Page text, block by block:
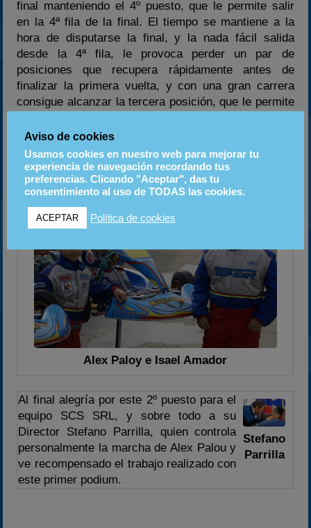
final manteniendo el 4º puesto, que le permite salir
en la 4ª fila de la final. El tiempo se mantiene a la
hora de disputarse la final, y la nada fácil salida
desde la 4ª fila, le provoca perder un par de
posiciones que recupera rápidamente antes de
finalizar la primera vuelta, y con una gran carrera
consigue alcanzar la tercera posición, que le permite
colombiano Oscar Tunjo y pasar 2º la línea de meta,
a tan solo +0.523 del italiano Dennis Olsen.
Alex Paloy e Isael Amador
Al final alegría por este 2º puesto para el
equipo SCS SRL, y sobre todo a su
Director Stefano Parrilla, quien controla
personalmente la marcha de Alex Palou y
ve recompensado el trabajo realizado con
este primer podium.
Stefano
Parrilla
Aviso de cookies
Usamos cookies en nuestro web para mejorar tu
experiencia de navegación recordando tus
preferencias. Clicando "Aceptar", das tu
consentimiento al uso de TODAS las cookies.
ACEPTAR Política de cookies